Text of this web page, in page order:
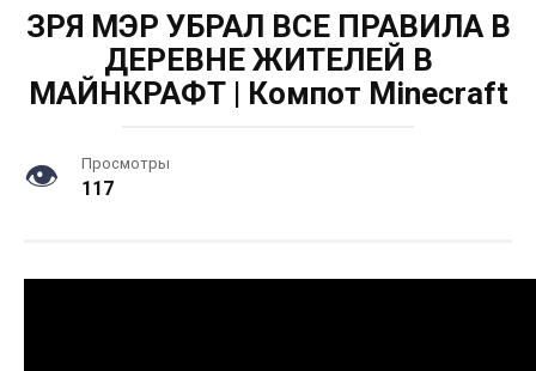
ЗРЯ МЭР УБРАЛ ВСЕ ПРАВИЛА В
ДЕРЕВНЕ ЖИТЕЛЕЙ В
МАЙНКРАФТ | Компот Minecraft
Просмотры
117